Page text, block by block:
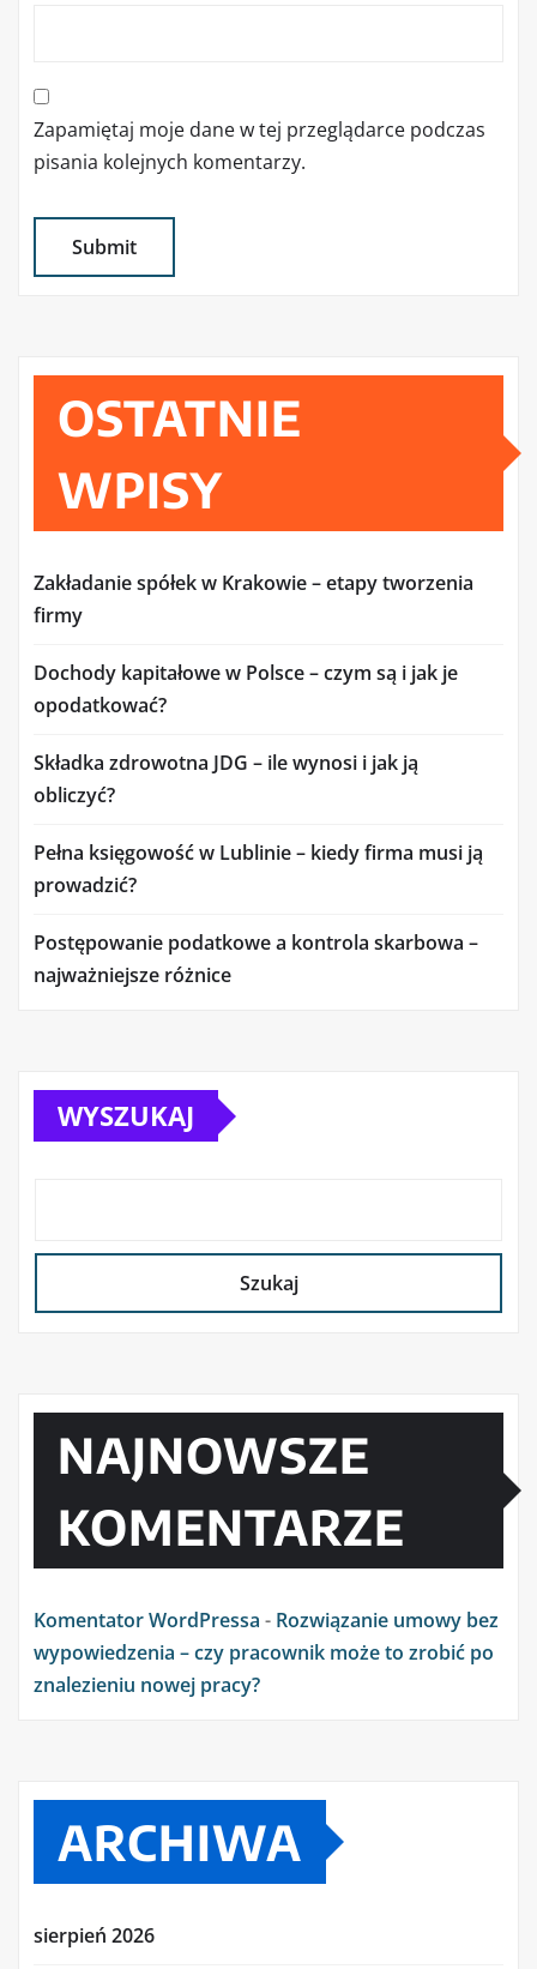
Zapamiętaj moje dane w tej przeglądarce podczas
pisania kolejnych komentarzy.
OSTATNIE
WPISY
Zakładanie spółek w Krakowie – etapy tworzenia
firmy
Dochody kapitałowe w Polsce – czym są i jak je
opodatkować?
Składka zdrowotna JDG – ile wynosi i jak ją
obliczyć?
Pełna księgowość w Lublinie – kiedy firma musi ją
prowadzić?
Postępowanie podatkowe a kontrola skarbowa –
najważniejsze różnice
WYSZUKAJ
Szukaj
NAJNOWSZE
KOMENTARZE
Komentator WordPressa - Rozwiązanie umowy bez
wypowiedzenia – czy pracownik może to zrobić po
znalezieniu nowej pracy?
ARCHIWA
sierpień 2026